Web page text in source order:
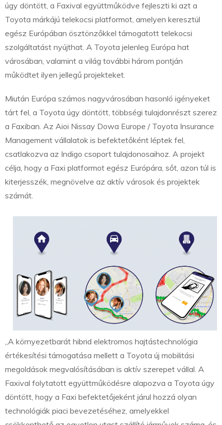
úgy döntött, a Faxival együttműködve fejleszti ki azt a
Toyota márkájú telekocsi platformot, amelyen keresztül
egész Európában ösztönzőkkel támogatott telekocsi
szolgáltatást nyújthat. A Toyota jelenleg Európa hat
városában, valamint a világ további három pontján
működtet ilyen jellegű projekteket.
Miután Európa számos nagyvárosában hasonló igényeket
tárt fel, a Toyota úgy döntött, többségi tulajdonrészt szerez
a Faxiban. Az Aioi Nissay Dowa Europe / Toyota Insurance
Management vállalatok is befektetőként léptek fel,
csatlakozva az Indigo csoport tulajdonosaihoz. A projekt
célja, hogy a Faxi platformot egész Európára, sőt, azon túl is
kiterjesszék, megnövelve az aktív városok és projektek
számát.
„A környezetbarát hibrid elektromos hajtástechnológia
értékesítési támogatása mellett a Toyota új mobilitási
megoldások megvalósításában is aktív szerepet vállal. A
Faxival folytatott együttműködésre alapozva a Toyota úgy
döntött, hogy a Faxi befektetőjeként járul hozzá olyan
technológiák piaci bevezetéséhez, amelyekkel